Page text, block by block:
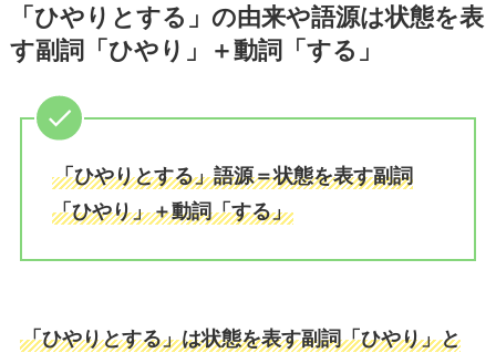
「ひやりとする」の由来や語源は状態を表
す副詞「ひやり」＋動詞「する」
「ひやりとする」語源＝状態を表す副詞
「ひやり」＋動詞「する」
「ひやりとする」は状態を表す副詞「ひやり」と